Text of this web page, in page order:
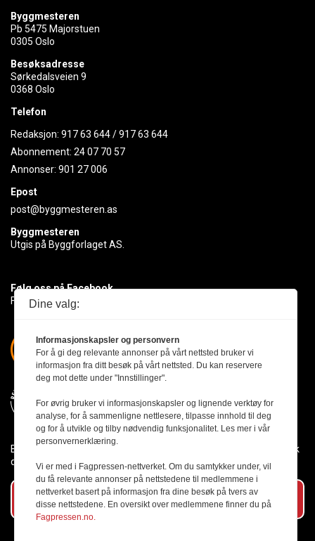
Byggmesteren
Pb 5475 Majorstuen
0305 Oslo
Besøksadresse
Sørkedalsveien 9
0368 Oslo
Telefon
Redaksjon: 917 63 644/917 63 644
Abonnement: 24 07 70 57
Annonser: 901 27 006
Epost
post@byggmesteren.as
Byggmesteren
Utgis på Byggforlaget AS.
Følg oss på Facebook
Få med deg det siste innen byggebransjen
Byggmesteren følger Vær Varsom-plakaten og presseetikken slik
den er nedfelt i Redaktørplakaten.
Abonner på vårt nyhetsbrev
Dine valg:
Informasjonskapsler og personvern
For å gi deg relevante annonser på vårt nettsted bruker vi
informasjon fra ditt besøk på vårt nettsted. Du kan reservere
deg mot dette under "Innstillinger".
For øvrig bruker vi informasjonskapsler og lignende verktøy for
analyse, for å sammenligne nettlesere, tilpasse innhold til deg
og for å utvikle og tilby nødvendig funksjonalitet. Les mer i vår
personvernerklæring.
Vi er med i Fagpressen-nettverket. Om du samtykker under, vil
du få relevante annonser på nettstedene til medlemmene i
nettverket basert på informasjon fra dine besøk på tvers av
disse nettstedene. En oversikt over medlemmene finner du på
Fagpressen.no.